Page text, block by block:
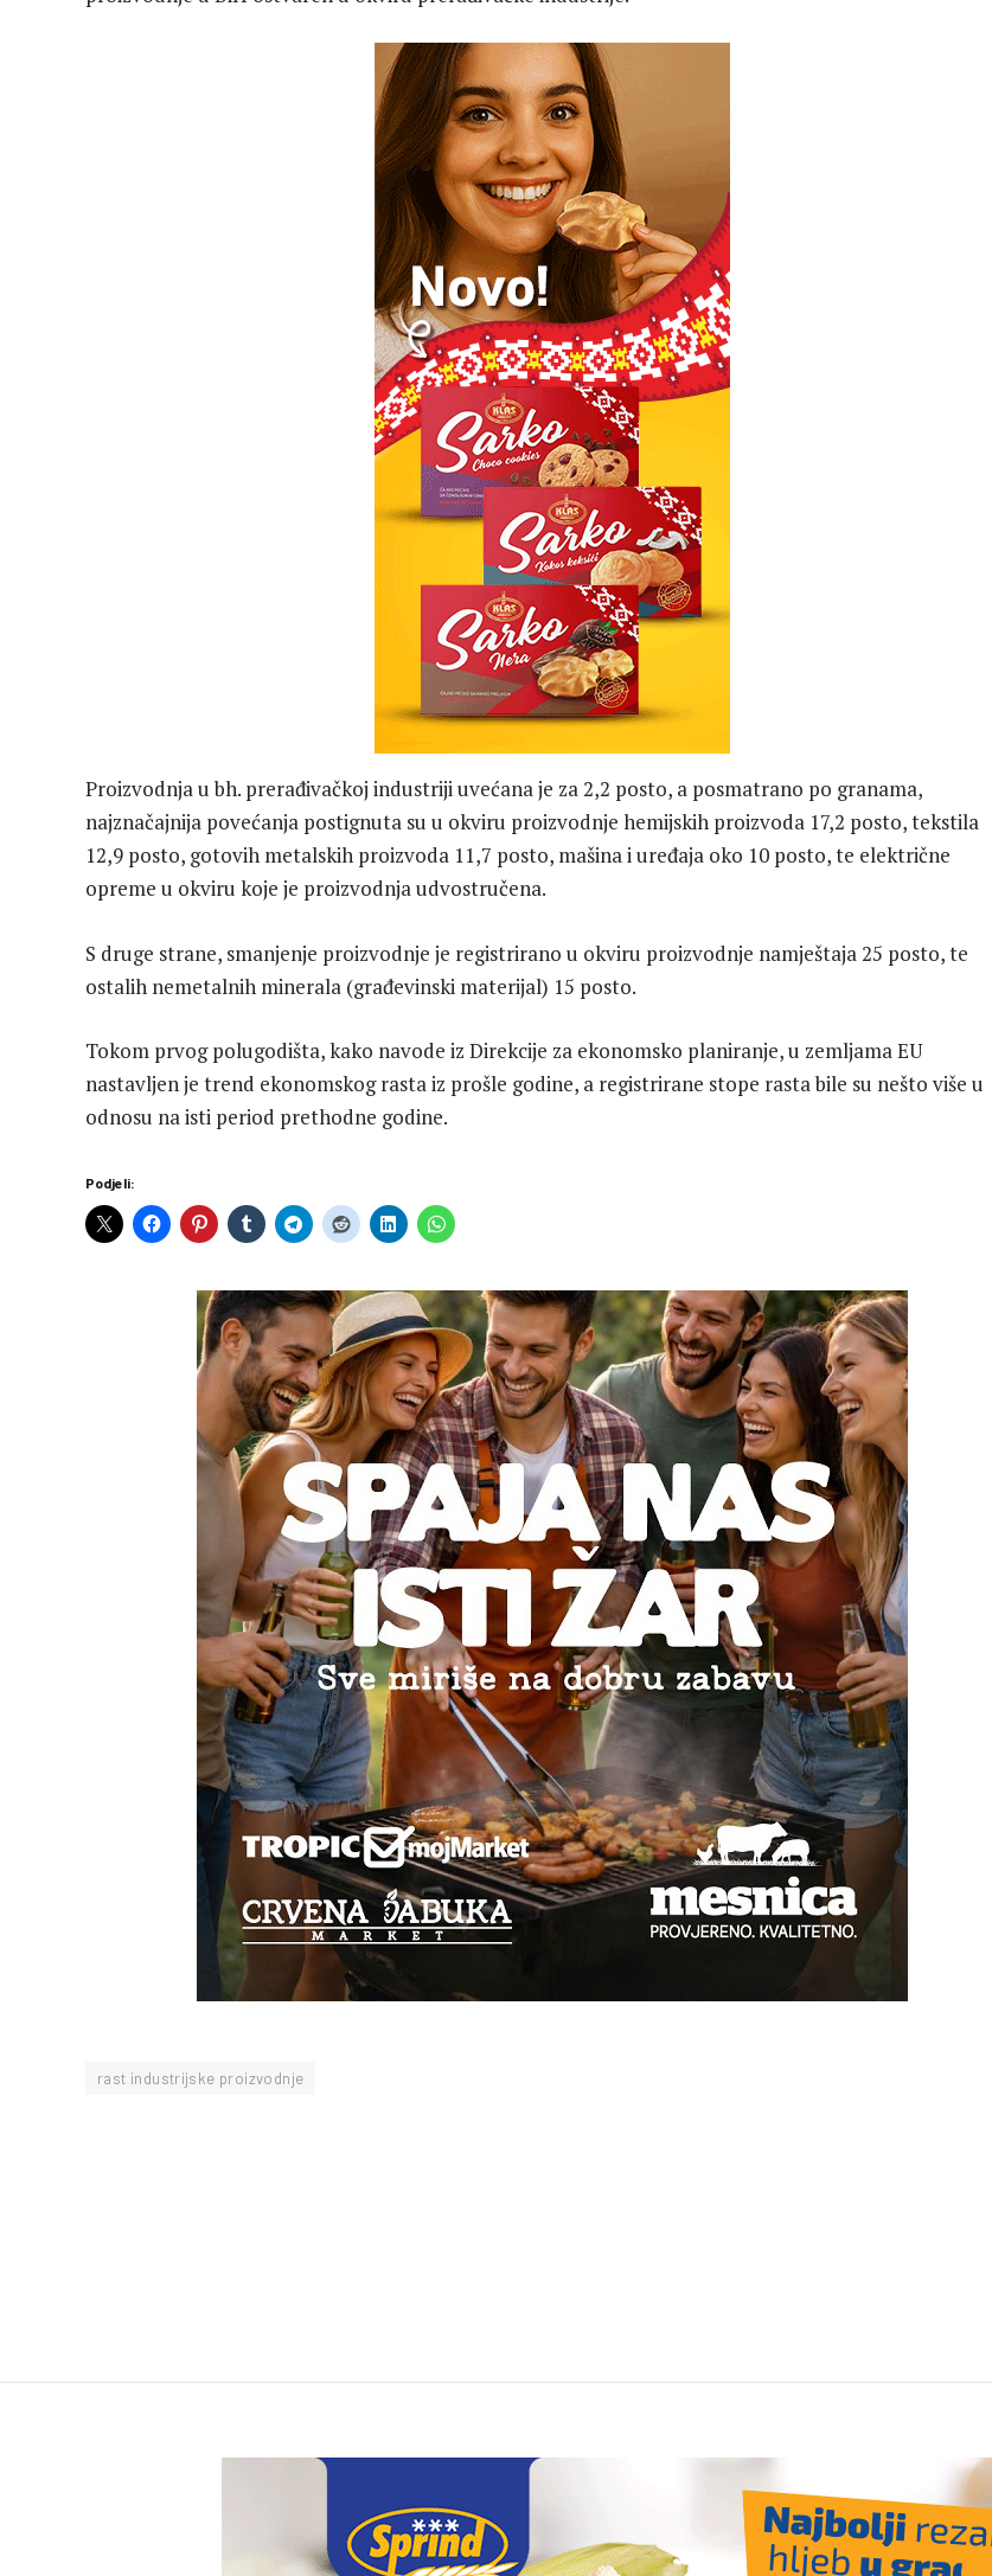
Proizvodnja u bh. prerađivačkoj industriji uvećana je za 2,2 posto, a posmatrano po granama,
najznačajnija povećanja postignuta su u okviru proizvodnje hemijskih proizvoda 17,2 posto, tekstila
12,9 posto, gotovih metalskih proizvoda 11,7 posto, mašina i uređaja oko 10 posto, te električne
opreme u okviru koje je proizvodnja udvostručena.
S druge strane, smanjenje proizvodnje je registrirano u okviru proizvodnje namještaja 25 posto, te
ostalih nemetalnih minerala (građevinski materijal) 15 posto.
Tokom prvog polugodišta, kako navode iz Direkcije za ekonomsko planiranje, u zemljama EU
nastavljen je trend ekonomskog rasta iz prošle godine, a registrirane stope rasta bile su nešto više u
odnosu na isti period prethodne godine.
Podjeli:
rast industrijske proizvodnje